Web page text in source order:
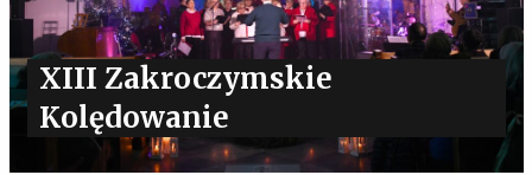
XIII Zakroczymskie
Kolędowanie